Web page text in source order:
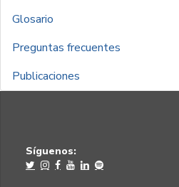
Glosario
Preguntas frecuentes
Publicaciones
Síguenos: